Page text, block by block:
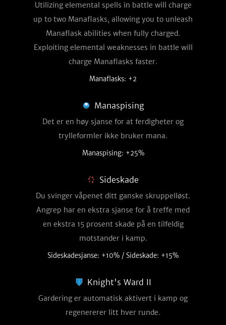
Utilizing elemental spells in battle will charge
up to two Manaflasks, allowing you to unleash
Manaflask abilities when fully charged.
Exploiting elemental weaknesses in battle will
charge Manaflasks faster.
Manaflasks: +2
Manaspising
Det er en høy sjanse for at ferdigheter og
trylleformler ikke bruker mana.
Manaspising: +25%
Sideskade
Du svinger våpenet ditt ganske skruppelløst.
Angrep har en ekstra sjanse for å treffe med
en ekstra 15 prosent skade på en tilfeldig
motstander i kamp.
Sideskadesjanse: +10% / Sideskade: +15%
Knight's Ward II
Gardering er automatisk aktivert i kamp og
regenererer litt hver runde.